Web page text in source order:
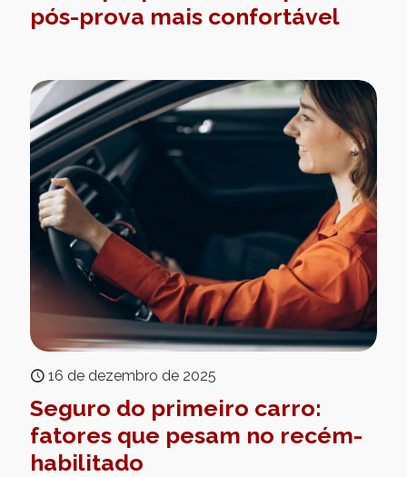
pós-prova mais confortável
16 de dezembro de 2025
Seguro do primeiro carro:
fatores que pesam no recém-
habilitado